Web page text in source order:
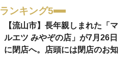
ランキング5
【流山市】長年親しまれた「マ
ルエツ みやぞの店」が7月26日
に閉店へ。店頭には閉店のお知